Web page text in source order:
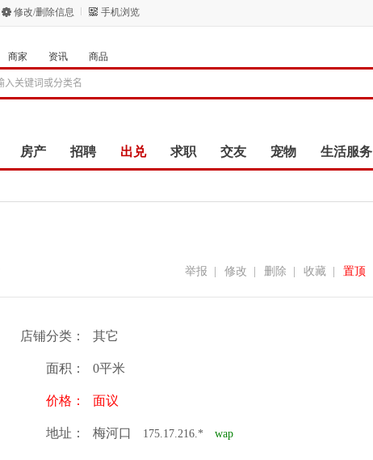
修改/删除信息 手机浏览
商家 资讯 商品
房产 招聘 出兑 求职 交友 宠物 生活服务
置顶
收藏
删除
修改
举报
店铺分类： 其它
面积： 0平米
价格： 面议
地址： 梅河口 175.17.216.* wap